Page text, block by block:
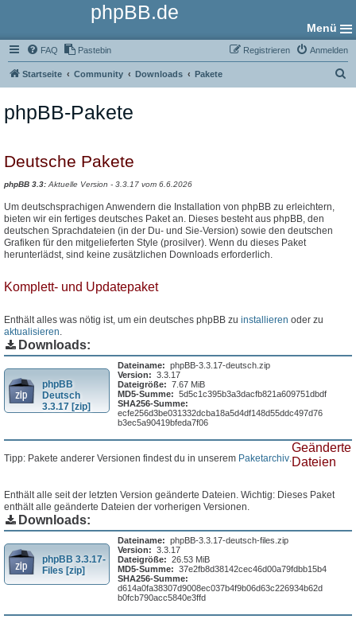
phpBB.de
Menü
FAQ Pastebin Anmelden
Registrieren
Startseite Community Downloads Pakete
phpBB-Pakete
Deutsche Pakete
phpBB 3.3: Aktuelle Version - 3.3.17 vom 6.6.2026
Um deutschsprachigen Anwendern die Installation von phpBB zu erleichtern,
bieten wir ein fertiges deutsches Paket an. Dieses besteht aus phpBB, den
deutschen Sprachdateien (in der Du- und Sie-Version) sowie den deutschen
Grafiken für den mitgelieferten Style (prosilver). Wenn du dieses Paket
herunterlädst, sind keine zusätzlichen Downloads erforderlich.
Komplett- und Updatepaket
Enthält alles was nötig ist, um ein deutsches phpBB zu installieren oder zu
aktualisieren.
Downloads:
phpBB
Deutsch
3.3.17 [zip]
Dateiname: phpBB-3.3.17-deutsch.zip
Version: 3.3.17
Dateigröße: 7.67 MiB
MD5-Summe: 5d5c1c395b3a3dacfb821a609751dbdf
SHA256-Summe:
ecfe256d3be031332dcba18a5d4df148d55ddc497d76
b3ec5a90419bfeda7f06
Tipp: Pakete anderer Versionen findest du in unserem Paketarchiv.
Geänderte
Dateien
Enthält alle seit der letzten Version geänderte Dateien. Wichtig: Dieses Paket
enthält alle geänderte Dateien der vorherigen Versionen.
Downloads:
phpBB 3.3.17-
Files [zip]
Dateiname: phpBB-3.3.17-deutsch-files.zip
Version: 3.3.17
Dateigröße: 26.53 MiB
MD5-Summe: 37e2fb8d38142cec46d00a79fdbb15b4
SHA256-Summe:
d614a0fa38307d9008ec037b4f9b06d63c226934b62d
b0fcb790acc5840e3ffd